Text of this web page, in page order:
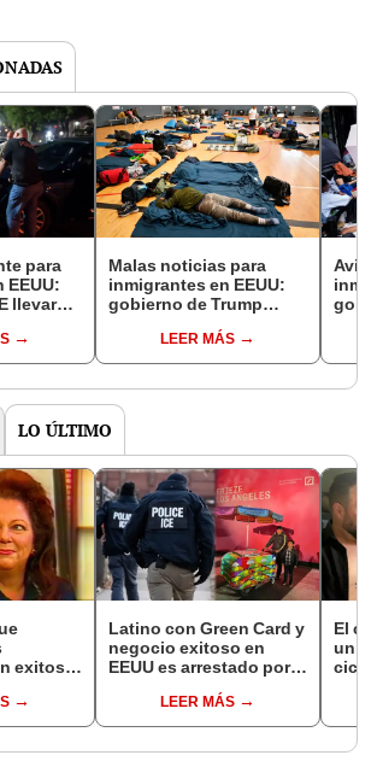
para
EEUU:
llevaron
Malas noticias para
inmigrantes en EEUU:
gobierno de Trump
en subvenciones para
refugios de extranjeros
LEER MÁS
LO ÚLTIMO
exitoso
la
Latino con Green Card y
negocio exitoso en
EEUU es arrestado por
vendedor ambulante a
los 11 años
LEER MÁS
El
un